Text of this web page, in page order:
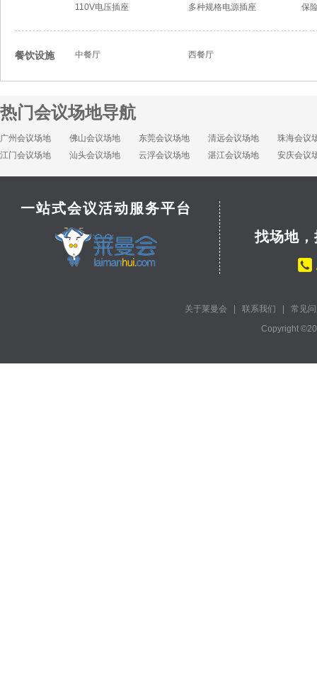
110V电压插座
多种规格电源插座 保
餐饮设施 中餐厅 西餐厅
热门会议场地导航
广州会议场地 佛山会议场地 东莞会议场地 清远会议场地
珠海会议
江门会议场地
汕头会议场地 云浮会议场地 湛江会议场地 安庆会议
一站式会议活动服务平台
找场地
关于莱曼会 联系我们
常见
Copyright